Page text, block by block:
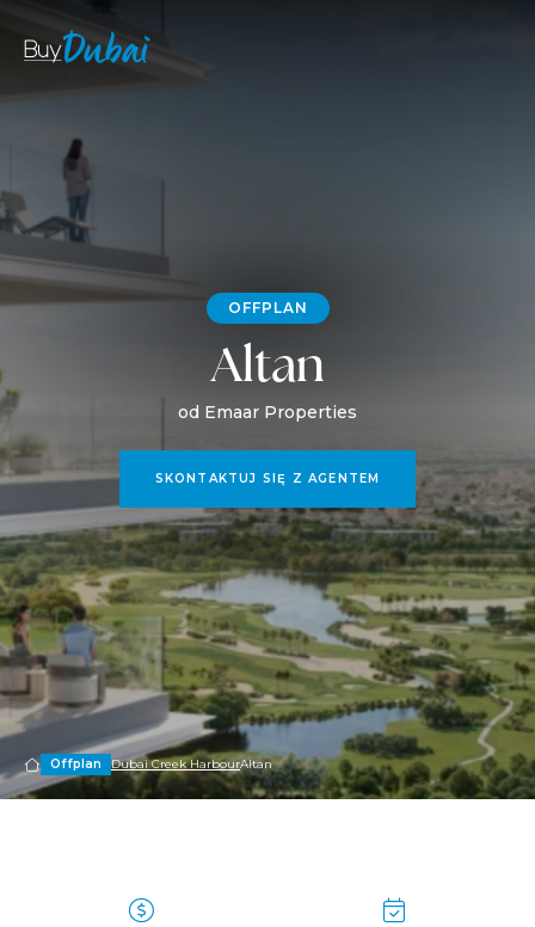
OFFPLAN
Altan
od Emaar Properties
SKONTAKTUJ SIĘ Z AGENTEM
Offplan Dubai Creek HarbourAltan